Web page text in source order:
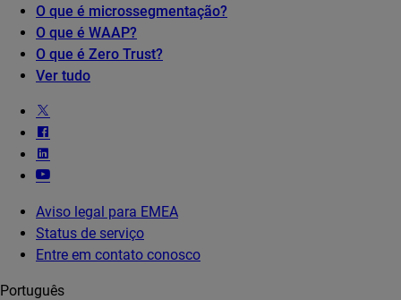
O que é microssegmentação?
O que é WAAP?
O que é Zero Trust?
Ver tudo
Aviso legal para EMEA
Status de serviço
Entre em contato conosco
Português